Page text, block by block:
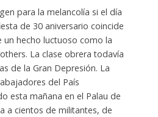
para la melancolía si el día
de 30 aniversario coincide
un hecho luctuoso como la
La clase obrera todavía
de la Gran Depresión. La
del País
esta mañana en el Palau de
a cientos de militantes, de